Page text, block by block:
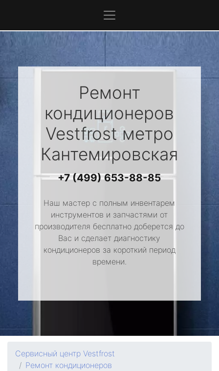
Ремонт
кондиционеров
Vestfrostметро
Кантемировская
+7 (499) 653-88-85
Наш мастер с полным инвентарем
инструментов и запчастями от
производителя бесплатно доберется до
Вас и сделает диагностику
кондиционеров за короткий период
времени.
Сервисный центр Vestfrost
Ремонт кондиционеров